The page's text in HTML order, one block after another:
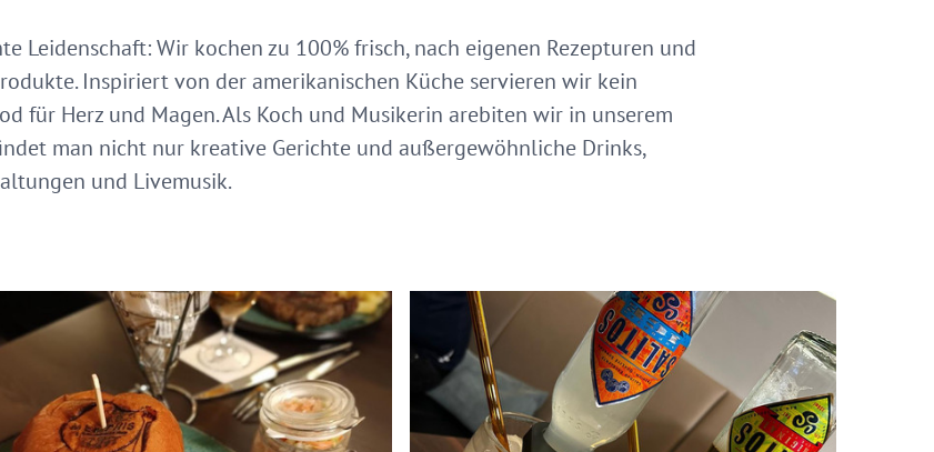
Leidenschaft: Wir kochen zu 100% frisch, nach eigenen Rezepturen und
Inspiriert von der amerikanischen Küche servieren wir kein
für Herz und Magen. Als Koch und Musikerin arebiten wir in unserem
man nicht nur kreative Gerichte und außergewöhnliche Drinks,
und Livemusik.